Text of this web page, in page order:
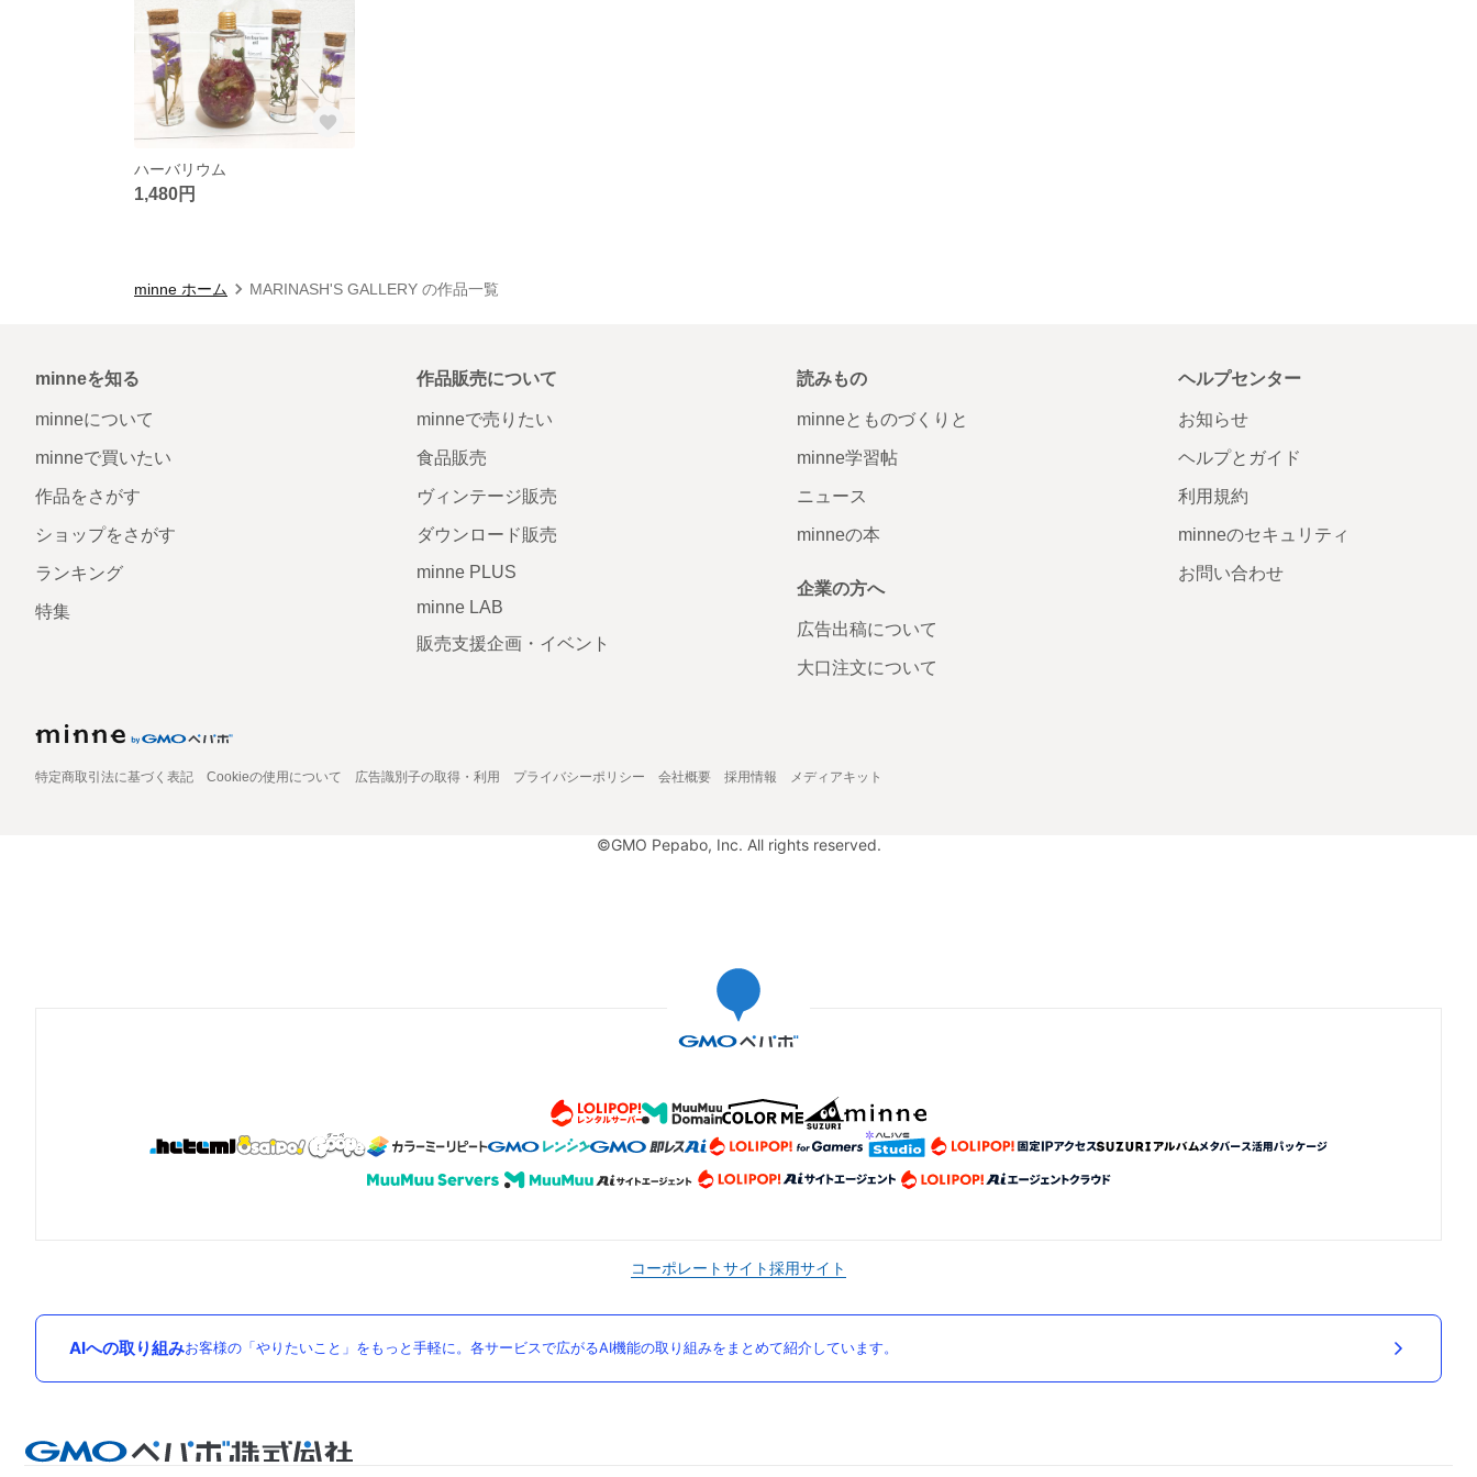
ハーバリウム
1,480円
minne ホーム MARINASH'S GALLERY の作品一覧
minneを知る
minneについて
minneで買いたい
作品をさがす
ショップをさがす
ランキング
特集
作品販売について
minneで売りたい
食品販売
ヴィンテージ販売
ダウンロード販売
minne PLUS
minne LAB
販売支援企画・イベント
読みもの
minneとものづくりと
minne学習帖
ニュース
minneの本
企業の方へ
広告出稿について
大口注文について
ヘルプセンター
お知らせ
ヘルプとガイド
利用規約
minneのセキュリティ
お問い合わせ
特定商取引法に基づく表記 Cookieの使用について 広告識別子の取得・利用 プライバシーポリシー 会社概要 採用情報 メディアキット
©GMO Pepabo, Inc. All rights reserved.
コーポレートサイト採用サイト
AIへの取り組みお客様の「やりたいこと」をもっと手軽に。各サービスで広がるAI機能の取り組みをまとめて紹介しています。